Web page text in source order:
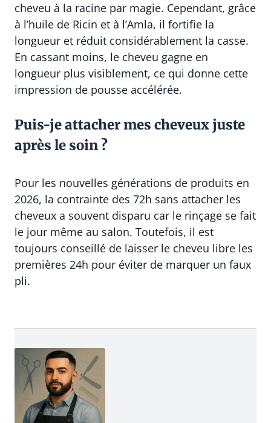
cheveu à la racine par magie. Cependant, grâce
à l’huile de Ricin et à l’Amla, il fortifie la
longueur et réduit considérablement la casse.
En cassant moins, le cheveu gagne en
longueur plus visiblement, ce qui donne cette
impression de pousse accélérée.
Puis-je attacher mes cheveux juste
après le soin ?
Pour les nouvelles générations de produits en
2026, la contrainte des 72h sans attacher les
cheveux a souvent disparu car le rinçage se fait
le jour même au salon. Toutefois, il est
toujours conseillé de laisser le cheveu libre les
premières 24h pour éviter de marquer un faux
pli.